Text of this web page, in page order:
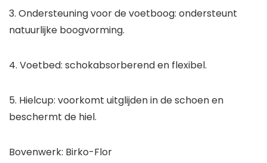
3. Ondersteuning voor de voetboog: ondersteunt
natuurlijke boogvorming.
4. Voetbed: schokabsorberend en flexibel.
5. Hielcup: voorkomt uitglijden in de schoen en
beschermt de hiel.
Bovenwerk: Birko-Flor